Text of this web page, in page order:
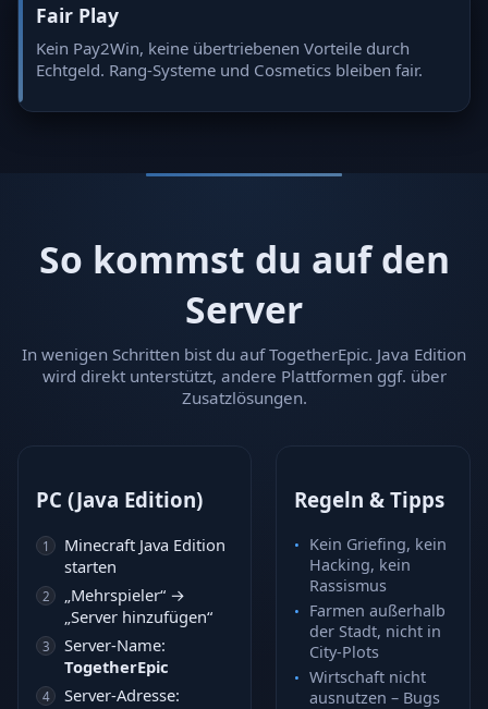
Fair Play
Kein Pay2Win, keine übertriebenen Vorteile durch
Echtgeld. Rang-Systeme und Cosmetics bleiben fair.
So kommst du auf den
Server
In wenigen Schritten bist du auf TogetherEpic. Java Edition
wird direkt unterstützt, andere Plattformen ggf. über
Zusatzlösungen.
PC (Java Edition)
Minecraft Java Edition
starten
„Mehrspieler“ →
„Server hinzufügen“
Server-Name:
TogetherEpic
Server-Adresse:
Regeln & Tipps
Kein Griefing, kein
Hacking, kein
Rassismus
Farmen außerhalb
der Stadt, nicht in
City-Plots
Wirtschaft nicht
ausnutzen – Bugs